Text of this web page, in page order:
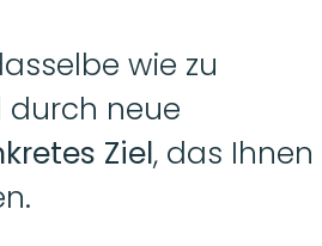
wie zu
durch neue
Ziel, das Ihnen